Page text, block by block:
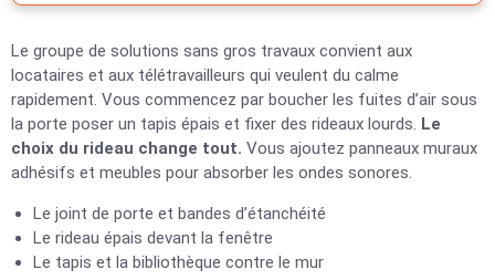
Le groupe de solutions sans gros travaux convient aux
locataires et aux télétravailleurs qui veulent du calme
rapidement. Vous commencez par boucher les fuites d’air sous
la porte poser un tapis épais et fixer des rideaux lourds. Le
choix du rideau change tout. Vous ajoutez panneaux muraux
adhésifs et meubles pour absorber les ondes sonores.
Le joint de porte et bandes d’étanchéité
Le rideau épais devant la fenêtre
Le tapis et la bibliothèque contre le mur